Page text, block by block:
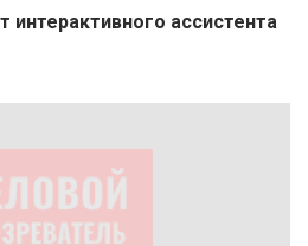
интерактивного ассистента